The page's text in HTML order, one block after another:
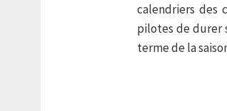
calendriers des
pilotes de durer
terme de la